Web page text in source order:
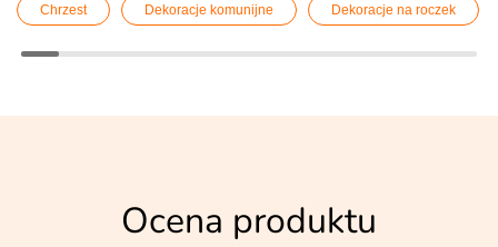
Chrzest Dekoracje komunijne Dekoracje na roczek
Ocena produktu